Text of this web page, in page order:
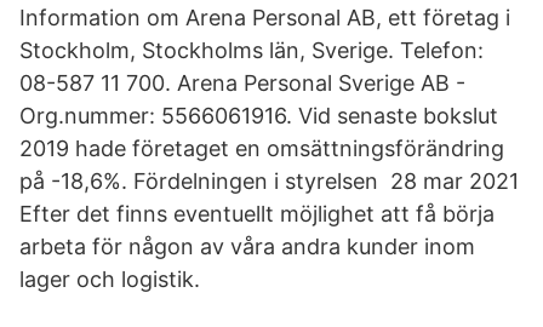
Information om Arena Personal AB, ett företag i
Stockholm, Stockholms län, Sverige. Telefon:
08-587 11 700. Arena Personal Sverige AB -
Org.nummer: 5566061916. Vid senaste bokslut
2019 hade företaget en omsättningsförändring
på -18,6%. Fördelningen i styrelsen 28 mar 2021
Efter det finns eventuellt möjlighet att få börja
arbeta för någon av våra andra kunder inom
lager och logistik.